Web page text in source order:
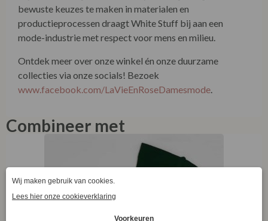
mode-industrie met respect voor mens en milieu.
Ontdek meer over onze winkel én onze duurzame
collecties via onze socials! Bezoek
www.facebook.com/LaVieEnRoseDamesmode.
Combineer met